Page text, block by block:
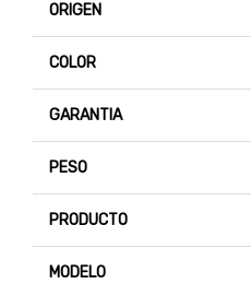
ORIGEN
COLOR
GARANTIA
PESO
PRODUCTO
MODELO